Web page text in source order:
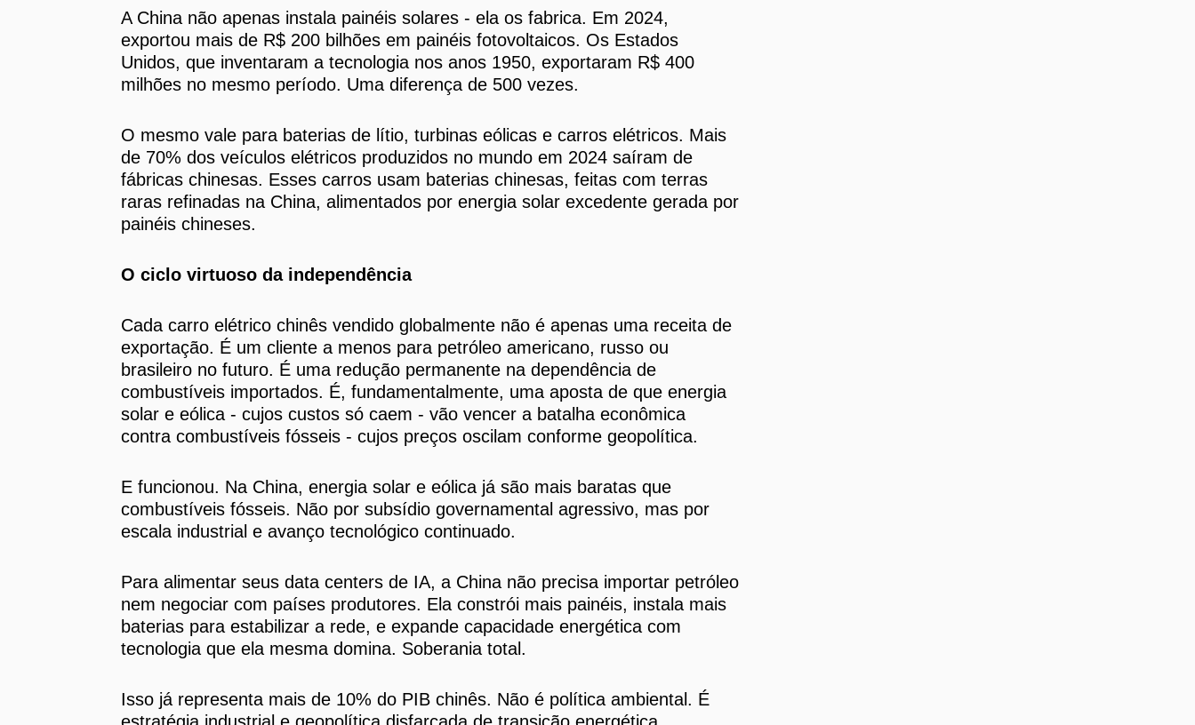
A China não apenas instala painéis solares - ela os fabrica. Em 2024,
exportou mais de R$ 200 bilhões em painéis fotovoltaicos. Os Estados
Unidos, que inventaram a tecnologia nos anos 1950, exportaram R$ 400
milhões no mesmo período. Uma diferença de 500 vezes.
O mesmo vale para baterias de lítio, turbinas eólicas e carros elétricos. Mais
de 70% dos veículos elétricos produzidos no mundo em 2024 saíram de
fábricas chinesas. Esses carros usam baterias chinesas, feitas com terras
raras refinadas na China, alimentados por energia solar excedente gerada por
painéis chineses.
O ciclo virtuoso da independência
Cada carro elétrico chinês vendido globalmente não é apenas uma receita de
exportação. É um cliente a menos para petróleo americano, russo ou
brasileiro no futuro. É uma redução permanente na dependência de
combustíveis importados. É, fundamentalmente, uma aposta de que energia
solar e eólica - cujos custos só caem - vão vencer a batalha econômica
contra combustíveis fósseis - cujos preços oscilam conforme geopolítica.
E funcionou. Na China, energia solar e eólica já são mais baratas que
combustíveis fósseis. Não por subsídio governamental agressivo, mas por
escala industrial e avanço tecnológico continuado.
Para alimentar seus data centers de IA, a China não precisa importar petróleo
nem negociar com países produtores. Ela constrói mais painéis, instala mais
baterias para estabilizar a rede, e expande capacidade energética com
tecnologia que ela mesma domina. Soberania total.
Isso já representa mais de 10% do PIB chinês. Não é política ambiental. É